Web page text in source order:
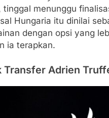
tinggal menunggu
Hungaria itu dinilai
dengan opsi yang
ia terapkan.
Transfer Adrien